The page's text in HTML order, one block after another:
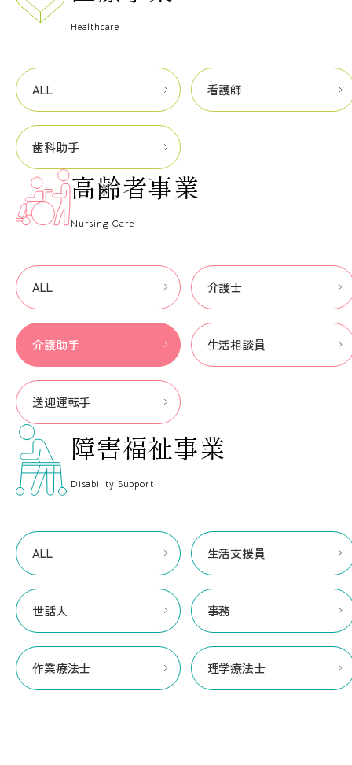
Healthcare
ALL 看護師
歯科助手
高齢者事業
Nursing Care
ALL 介護士
介護助手 生活相談員
送迎運転手
障害福祉事業
Disability Support
ALL 生活支援員
世話人 事務
作業療法士 理学療法士